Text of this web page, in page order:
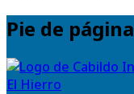
Pie de página
El Hierro